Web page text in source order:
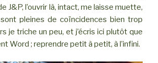
J&P, l’ouvrir là, intact, me laisse muette,
pleines de coïncidences bien trop
je triche un peu, et j’écris ici plutôt que
Word ; reprendre petit à petit, à l’infini.